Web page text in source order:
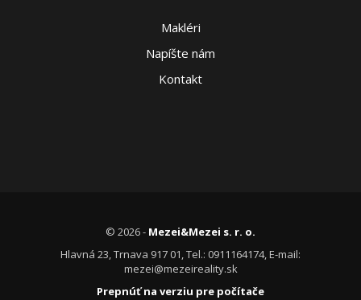
Makléri
Napíšte nám
Kontakt
© 2026 - Mezei&Mezei s. r. o.
Hlavná 23, Trnava 917 01, Tel.: 0911164174, E-mail:
mezei@mezeireality.sk
Prepnúť na verziu pre počítače